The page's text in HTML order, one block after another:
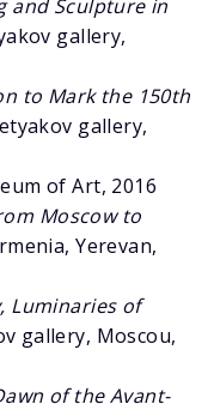
and Sculpture in
gallery,
to Mark the 150th
gallery,
of Art, 2016
Moscow to
Yerevan,
Luminaries of
gallery, Moscou,
of the Avant-